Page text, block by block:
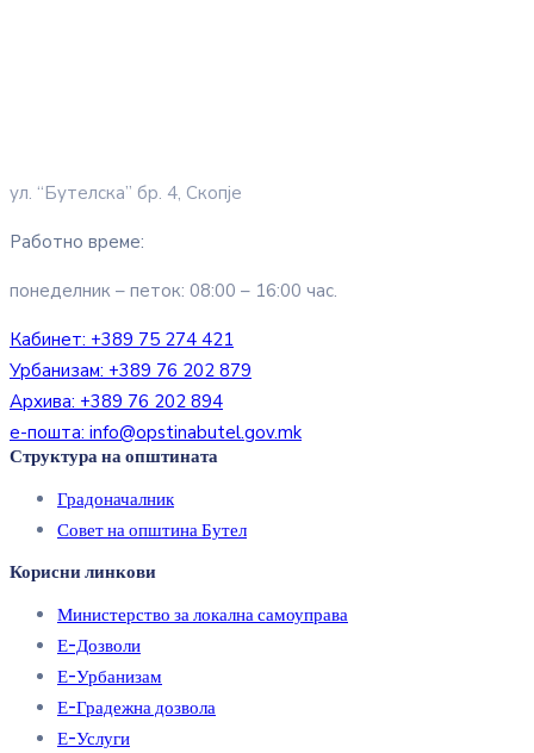
ул. “Бутелска” бр. 4, Скопје
Работно време:
понеделник – петок: 08:00 – 16:00 час.
Кабинет: +389 75 274 421
Урбанизам: +389 76 202 879
Архива: +389 76 202 894
е-пошта: info@opstinabutel.gov.mk
Структура на општината
Градоначалник
Совет на општина Бутел
Корисни линкови
Министерство за локална самоуправа
Е-Дозволи
Е-Урбанизам
Е-Градежна дозвола
Е-Услуги